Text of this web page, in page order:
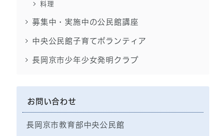
料理
募集中・実施中の公民館講座
中央公民館子育てボランティア
長岡京市少年少女発明クラブ
お問い合わせ
長岡京市教育部中央公民館